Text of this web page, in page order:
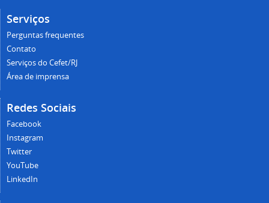
Serviços
Perguntas frequentes
Contato
Serviços do Cefet/RJ
Área de imprensa
Redes Sociais
Facebook
Instagram
Twitter
YouTube
LinkedIn